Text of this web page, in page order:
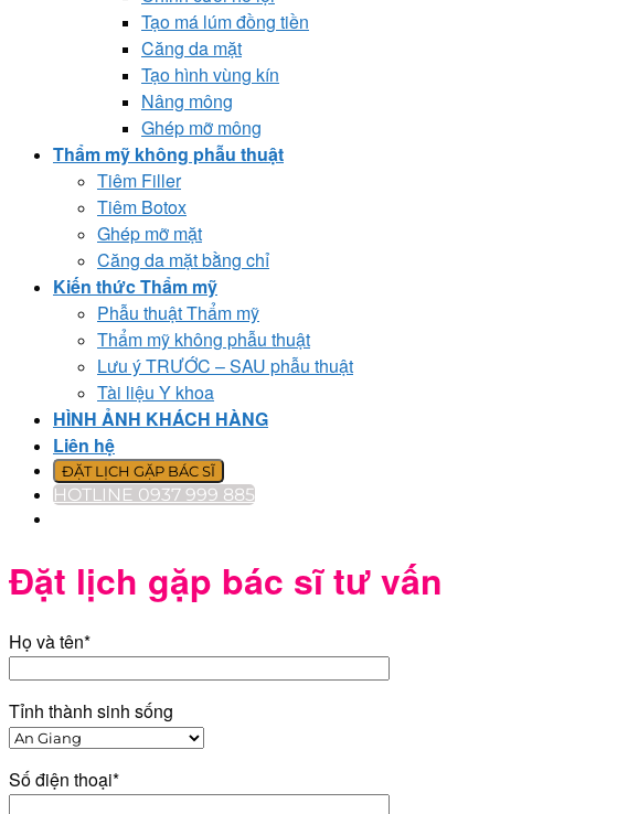
Tạo má lúm đồng tiền
Căng da mặt
Tạo hình vùng kín
Nâng mông
Ghép mỡ mông
Thẩm mỹ không phẫu thuật
Tiêm Filler
Tiêm Botox
Ghép mỡ mặt
Căng da mặt bằng chỉ
Kiến thức Thẩm mỹ
Phẫu thuật Thẩm mỹ
Thẩm mỹ không phẫu thuật
Lưu ý TRƯỚC – SAU phẫu thuật
Tài liệu Y khoa
HÌNH ẢNH KHÁCH HÀNG
Liên hệ
ĐẶT LỊCH GẶP BÁC SĨ
HOTLINE 0937 999 885
Đặt lịch gặp bác sĩ tư vấn
Họ và tên*
Tỉnh thành sinh sống
Số điện thoại*